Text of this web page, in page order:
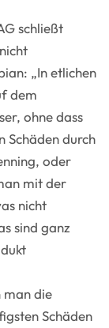
schließt
„In etlichen
dem
ohne dass
Schäden durch
oder
mit der
nicht
sind ganz
man die
Schäden